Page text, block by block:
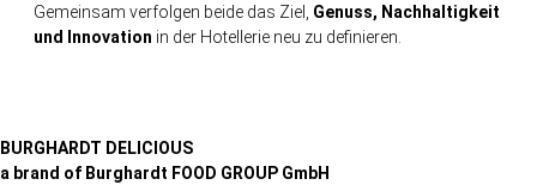
Gemeinsam verfolgen beide das Ziel, Genuss, Nachhaltigkeit
und Innovation in der Hotellerie neu zu definieren.
BURGHARDT DELICIOUS
a brand of Burghardt FOOD GROUP GmbH